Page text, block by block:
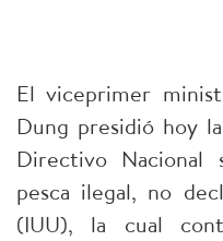
El viceprimer
Dung presidió hoy
Directivo
pesca ilegal, no
(IUU), la cual